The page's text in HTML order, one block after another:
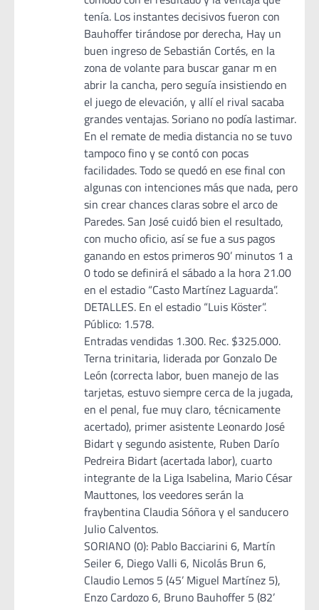
tenía. Los instantes decisivos fueron con
Bauhoffer tirándose por derecha, Hay un
buen ingreso de Sebastián Cortés, en la
zona de volante para buscar ganar m en
abrir la cancha, pero seguía insistiendo en
el juego de elevación, y allí el rival sacaba
grandes ventajas. Soriano no podía lastimar.
En el remate de media distancia no se tuvo
tampoco fino y se contó con pocas
facilidades. Todo se quedó en ese final con
algunas con intenciones más que nada, pero
sin crear chances claras sobre el arco de
Paredes. San José cuidó bien el resultado,
con mucho oficio, así se fue a sus pagos
ganando en estos primeros 90’ minutos 1 a
0 todo se definirá el sábado a la hora 21.00
en el estadio “Casto Martínez Laguarda”.
DETALLES. En el estadio “Luis Köster”.
Público: 1.578.
Entradas vendidas 1.300. Rec. $325.000.
Terna trinitaria, liderada por Gonzalo De
León (correcta labor, buen manejo de las
tarjetas, estuvo siempre cerca de la jugada,
en el penal, fue muy claro, técnicamente
acertado), primer asistente Leonardo José
Bidart y segundo asistente, Ruben Darío
Pedreira Bidart (acertada labor), cuarto
integrante de la Liga Isabelina, Mario César
Mauttones, los veedores serán la
fraybentina Claudia Sóñora y el sanducero
Julio Calventos.
SORIANO (0): Pablo Bacciarini 6, Martín
Seiler 6, Diego Valli 6, Nicolás Brun 6,
Claudio Lemos 5 (45’ Miguel Martínez 5),
Enzo Cardozo 6, Bruno Bauhoffer 5 (82’